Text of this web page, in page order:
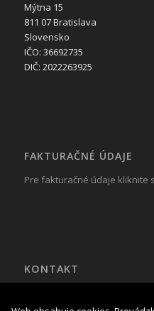
Mýtna 15
811 07 Bratislava
Slovensko
IČO: 36692735
DIČ: 2022263925
FAKTURAČNÉ ÚDAJE
Pre fakturačné údaje kliknite
KONTAKT
Mail:reklama@isicommerce.sk